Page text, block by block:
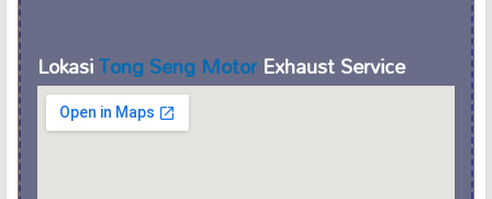
LokasiTong Seng MotorExhaust Service